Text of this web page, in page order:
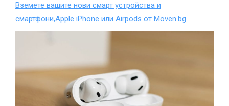
Вземете вашите нови смарт устройства и
смартфони,Apple iPhone или Airpods от Moven.bg